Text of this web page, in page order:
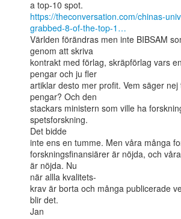
https://theconversation.com/chinas-
grabbed-8-of-the-top-1…
Världen förändras men inte BIBSAM
genom att skriva
kontrakt med förlag, skräpförlag vars
pengar och ju fler
artiklar desto mer profit. Vem säger
pengar? Och den
stackars ministern som ville ha
spetsforskning.
Det bidde
inte ens en tumme. Men våra många
forskningsfinansiärer är nöjda, och
är nöjda. Nu
när allla kvalitets-
krav är borta och många publicerade
blir det.
Jan